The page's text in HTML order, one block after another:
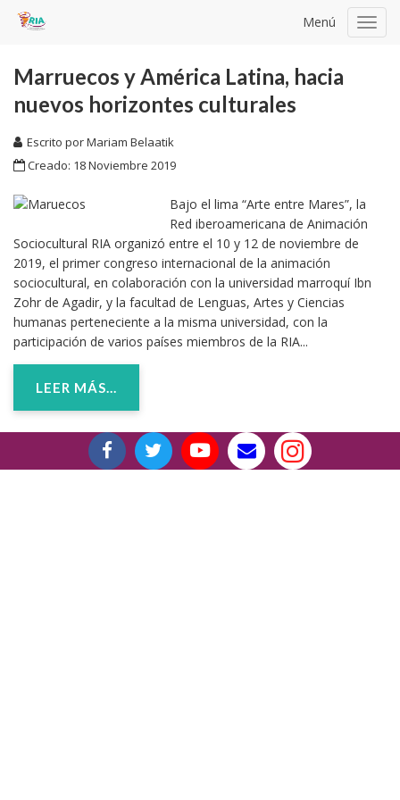
Menú
Marruecos y América Latina, hacia
nuevos horizontes culturales
Escrito porMariam Belaatik
Creado: 18 Noviembre 2019
Bajo el lima “Arte entre Mares”, la
Red iberoamericana de Animación
Sociocultural RIA organizó entre el 10 y 12 de noviembre de
2019, el primer congreso internacional de la animación
sociocultural, en colaboración con la universidad marroquí Ibn
Zohr de Agadir, y la facultad de Lenguas, Artes y Ciencias
humanas perteneciente a la misma universidad, con la
participación de varios países miembros de la RIA...
LEER MÁS...